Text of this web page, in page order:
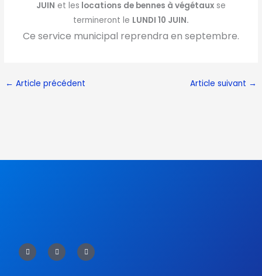
JUIN et les locations de bennes à végétaux se
termineront le LUNDI 10 JUIN.
Ce service municipal reprendra en septembre.
← Article précédent Article suivant →
a
c
e
w
i
t
o
u
t